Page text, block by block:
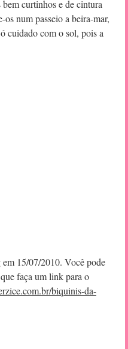
bem curtinhos e de cintura
num passeio a beira-mar,
cuidado com o sol, pois a
15/07/2010. Você pode
faça um link para o
biquinis-da-